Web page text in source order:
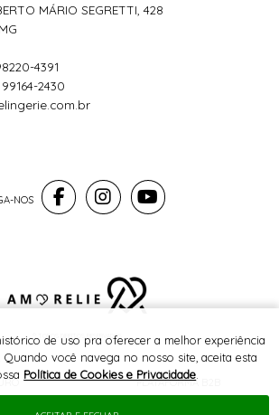
PLATAFORMA B2B
MÁRIO SEGRETTI, 428
4391
2430
® TODOS DIREITOS RESERVADOS
de uso pra oferecer a melhor experiência
Quando você navega no nosso site, aceita esta
Política de Cookies e Privacidade